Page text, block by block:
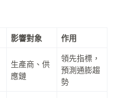
影響對象 作用
生產商、供
應鏈
領先指標，
預測通膨趨
勢